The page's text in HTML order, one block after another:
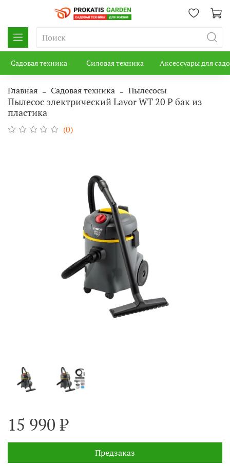
Садовая техника Силовая техника Аксессуары для
Главная Садовая техника Пылесосы
Пылесос электрический Lavor WT 20 P бак из
пластика
(0)
15 990 ₽
Предзаказ